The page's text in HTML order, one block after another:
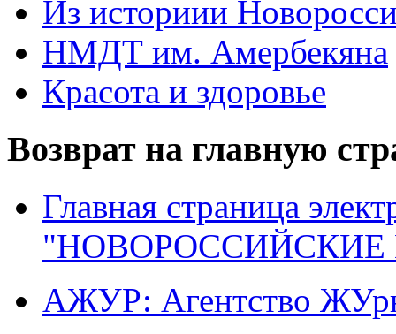
Из историии
НМДТ им. Амербекяна
Красота и здоровье
Возврат на главную
Главная страница
"НОВОРОССИЙСКИЕ
АЖУР: Агентство